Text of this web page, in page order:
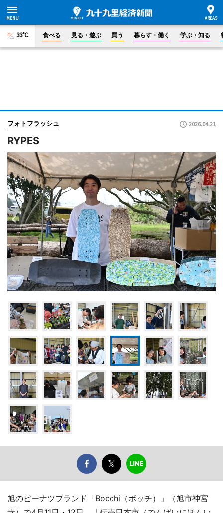
33°C 食べる 見る・遊ぶ 買う 暮らす・働く 学ぶ・知る
フォトフラッシュ 2026.04.21
RYPES
旭のピーナツブランド「Bocchi（ボッチ）」（旭市神宮